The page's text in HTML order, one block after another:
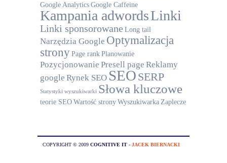
Google AnalyticsGoogle Caffeine
Kampania adwordsLinki
Linki sponsorowane Long tail
Narzędzia Google Optymalizacja
stronyPage rankPlanowanie
Pozycjonowanie Presell page Reklamy
google Rynek SEO SEO SERP
Statystyki wyszukiwarki Słowa kluczowe
teorie SEOWartość stronyWyszukiwarka Zaplecze
COPYRIGHT © 2009 COGNITIVE IT - JACEK BIERNACKI